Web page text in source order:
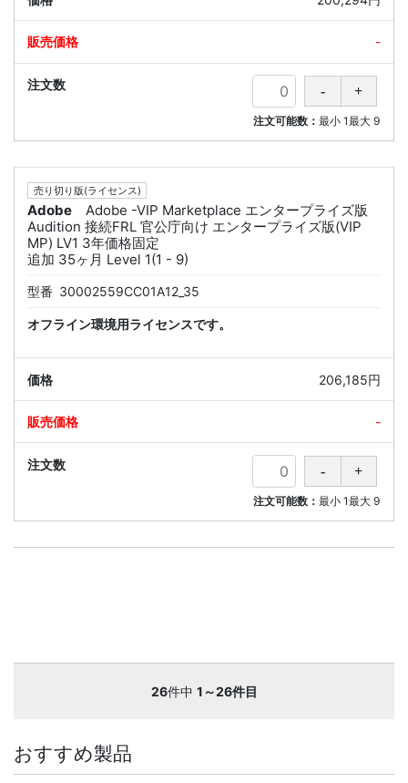
-
注文可能数：最小 1最大 9
売り切り版(ライセンス)
Adobe
Adobe -VIP Marketplace エンタープライズ版
Audition 接続FRL 官公庁向け エンタープライズ版(VIP
MP) LV1 3年価格固定
追加 35ヶ月 Level 1(1 - 9)
型番 30002559CC01A12_35
オフライン環境用ライセンスです。
206,185円
-
注文可能数：最小 1最大 9
26件中 1～26件目
おすすめ製品